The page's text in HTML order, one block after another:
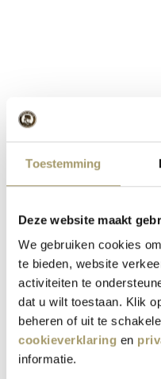
Toestemming
Deze website maakt
We gebruiken cookies
te bieden, website
activiteiten te
dat u wilt toestaan. Klik
beheren of uit te
cookieverklaring en
informatie.